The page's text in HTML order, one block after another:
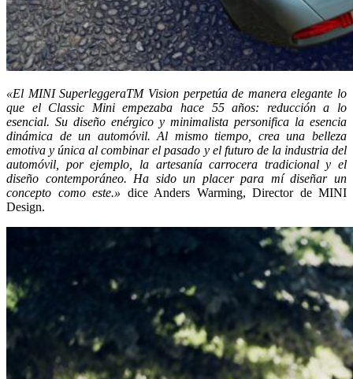
«El MINI SuperleggeraTM Vision perpetúa de manera elegante lo
que el Classic Mini empezaba hace 55 años: reducción a lo
esencial. Su diseño enérgico y minimalista personifica la esencia
dinámica de un automóvil. Al mismo tiempo, crea una belleza
emotiva y única al combinar el pasado y el futuro de la industria del
automóvil, por ejemplo, la artesanía carrocera tradicional y el
diseño contemporáneo. Ha sido un placer para mí diseñar un
concepto como este.» dice Anders Warming, Director de MINI
Design.